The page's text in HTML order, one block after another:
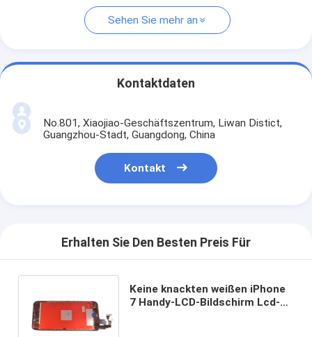
Sehen Sie mehr an
Kontaktdaten
No.801, Xiaojiao-Geschäftszentrum, Liwan Distict,
Guangzhou-Stadt, Guangdong, China
Kontakt
Erhalten Sie Den Besten Preis Für
Keine knackten weißen iPhone
7 Handy-LCD-Bildschirm Lcd-